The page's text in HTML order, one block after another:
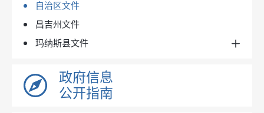
自治区文件
昌吉州文件
玛纳斯县文件
政府文件
政府办文件
政府信息
公开指南